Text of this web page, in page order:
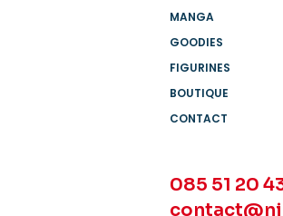
MANGA
GOODIES
FIGURINES
BOUTIQUE
CONTACT
085 51 20